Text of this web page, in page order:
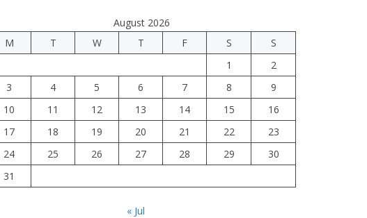
August 2026
M
T W T F S
S
1
2
3
4 5 6 7 8
9
10
11 12 13 14 15
16
17
18 19 20 21 22
23
24
25 26 27 28 29
30
31
« Jul